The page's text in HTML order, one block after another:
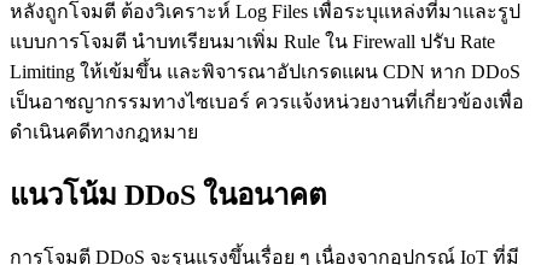
หลังถูกโจมตี ต้องวิเคราะห์ Log Files เพื่อระบุแหล่งที่มาและรูป
แบบการโจมตี นำบทเรียนมาเพิ่ม Rule ใน Firewall ปรับ Rate
Limiting ให้เข้มขึ้น และพิจารณาอัปเกรดแผน CDN หาก DDoS
เป็นอาชญากรรมทางไซเบอร์ ควรแจ้งหน่วยงานที่เกี่ยวข้องเพื่อ
ดำเนินคดีทางกฎหมาย
แนวโน้ม DDoS ในอนาคต
การโจมตี DDoS จะรุนแรงขึ้นเรื่อย ๆ เนื่องจากอุปกรณ์ IoT ที่มี